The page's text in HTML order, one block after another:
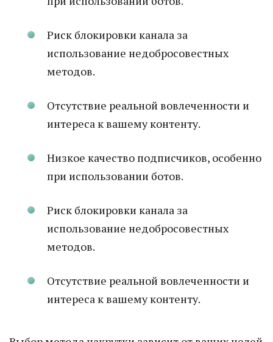
Риск блокировки канала за
использование недобросовестных
методов.
Отсутствие реальной вовлеченности и
интереса к вашему контенту.
Низкое качество подписчиков, особенно
при использовании ботов.
Риск блокировки канала за
использование недобросовестных
методов.
Отсутствие реальной вовлеченности и
интереса к вашему контенту.